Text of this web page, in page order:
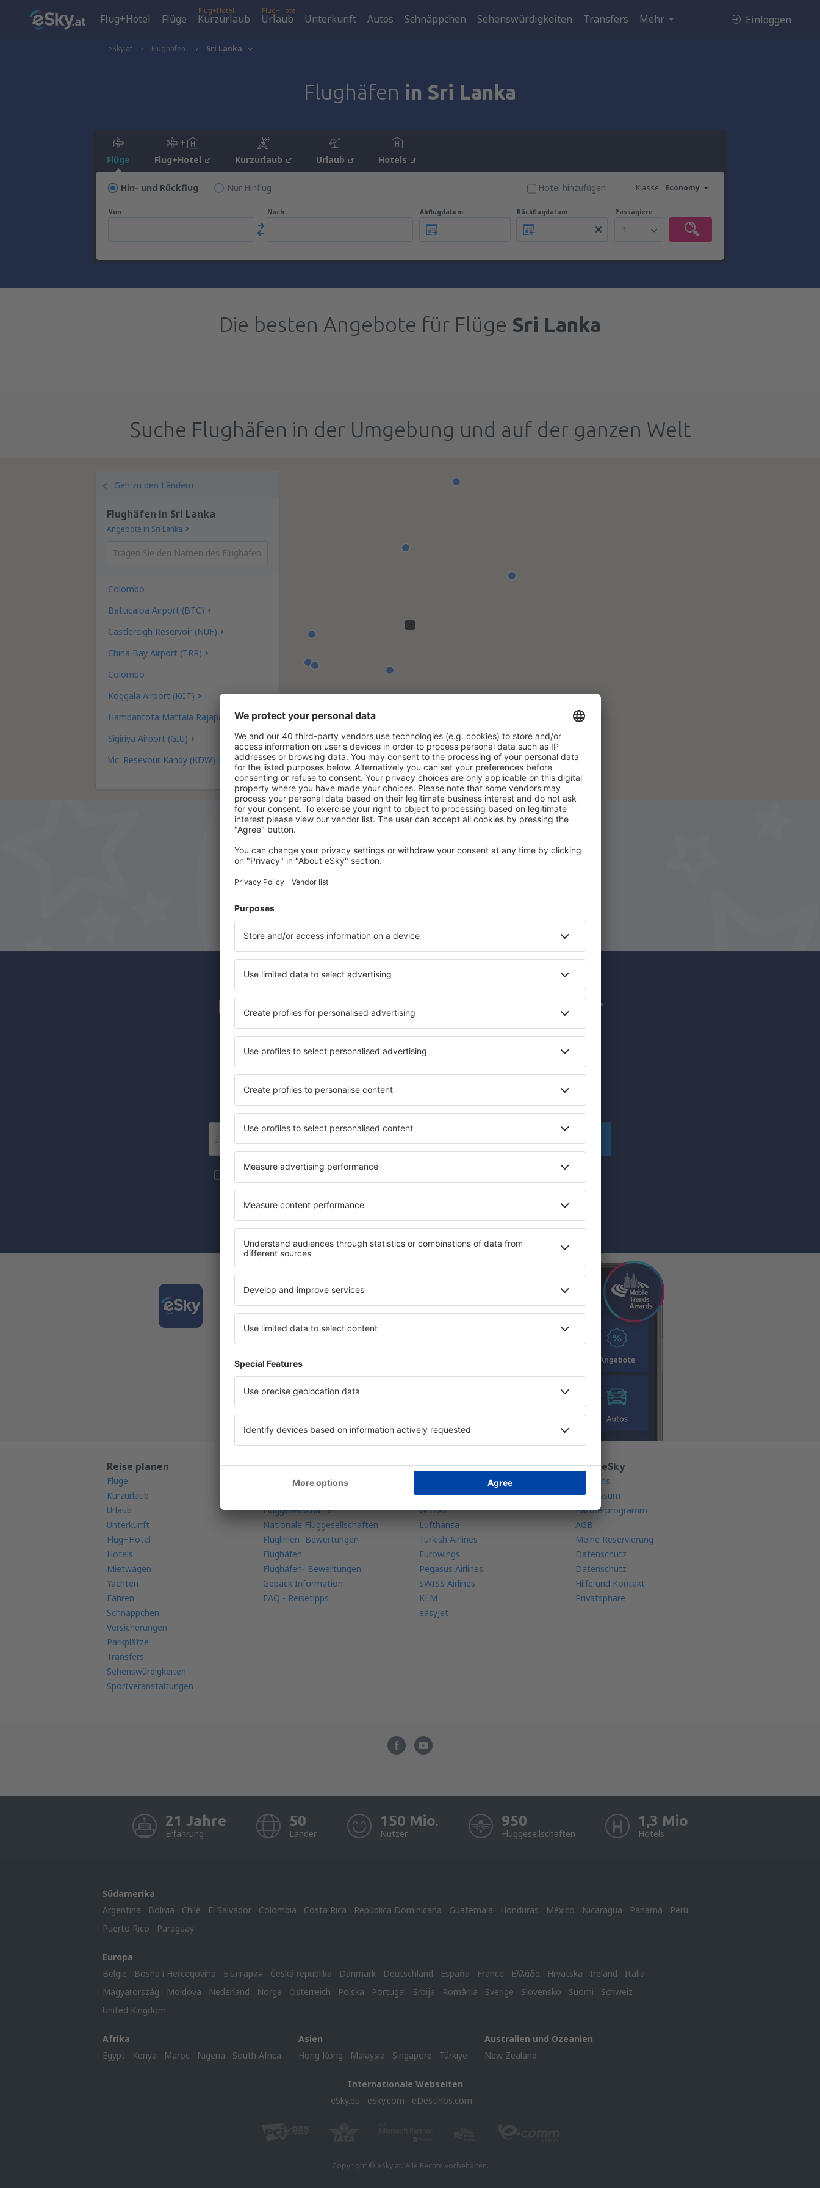
Flug+Hotel Flüge
Flug+Hotel
Kurzurlaub
Flug+Hotel
Urlaub Unterkunft Autos Schnäppchen Sehenswürdigkeiten Transfers Mehr Einloggen
eSky.at Flughäfen Sri Lanka
Flughäfen in Sri Lanka
Flüge Flug+Hotel Kurzurlaub Urlaub Hotels
Hin- und Rückflug Nur Hinflug Klasse: Economy
Hotel hinzufügen
Von Nach Abflugdatum Rückflugdatum Passagiere
1
Die besten Angebote für Flüge Sri Lanka
Suche Flughäfen in der Umgebung und auf der ganzen Welt
Geh zu den Ländern
Flughäfen in Sri Lanka
Angebote in Sri Lanka
Colombo
Batticaloa Airport (BTC)
Castlereigh Reservoir (NUF)
China Bay Airport (TRR)
Colombo
Koggala Airport (KCT)
Hambantota Mattala Rajapaksa (HRI)
Sigiriya Airport (GIU)
Vic. Resevour Kandy (KDW)
Buchen Sie Flug+Hotel auf
Newsletter-Empfänger reisen mehr für
weniger Geld
Günstige Flüge, Städtereisen, Urlaub – sichern Sie sich einzigartige
Reiseangebote vor anderen.
Wir senden Dir nur die besten Schnäppchen – versprochen!
Mit dem Ankreuzen der Newsletter Checkbox und der Auswahl „Speichern”(zusammen), erteilen Sie die
Zustimmung zur Verarbeitung Ihrer persönlichen Daten
Laden Sie unsere App herunter
und planen Sie Ihre Reisen
Täglich neue Angebote zur Hand
Alle Ihre Buchungen an einem Ort
Reise planen
Flüge
Kurzurlaub
Urlaub
Unterkunft
Flug+Hotel
Hotels
Mietwagen
Yachten
Fähren
Schnäppchen
Versicherungen
Parkplätze
Transfers
Sehenswürdigkeiten
Sportveranstaltungen
Mehr Infos
Mobile app
Fluggesellschaften
Nationale Fluggesellschaften
Fluglinien- Bewertungen
Flughäfen
Flughäfen- Bewertungen
Gepäck Information
FAQ - Reisetipps
Fluggesellschaften
Austrian Airliens
WizzAir
Lufthansa
Turkish Airlines
Eurowings
Pegasus Airlines
SWISS Airlines
KLM
easyJet
Über eSky
Über uns
Impressum
Partnerprogramm
AGB
Meine Reservierung
Datenschutz
Datenschutz
Hilfe und Kontakt
Privatsphäre
21 Jahre
Erfahrung
50
Länder
150 Mio.
Nutzer
950
Fluggesellschaften
1,3 Mio
Hotels
Südamerika
Argentina
Bolivia Chile El Salvador Colombia Costa Rica República Dominicana Guatemala Honduras México Nicaragua Panamá
Perú
Puerto Rico
Paraguay
Europa
België
Bosna i Hercegovina България Česká republika Danmark Deutschland Espańa France Ελλάδα Hrvatska Ireland
Italia
Magyarország
Moldova Nederland Norge Österreich Polska Portugal Srbija România Sverige Slovensko Suomi
Schweiz
United Kingdom
Afrika
Egypt
Kenya Maroc Nigeria South Africa
Asien
Hong Kong
Malaysia Singapore Türkiye
Australien und Ozeanien
New Zealand
Internationale Webseiten
eSky.eu
eSky.com eDestinos.com
Copyright © eSky.at. Alle Rechte vorbehalten.